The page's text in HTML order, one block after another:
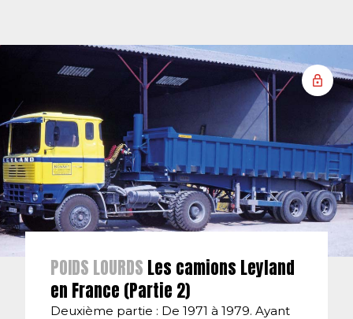
POIDS LOURDS Les camions Leyland
en France (Partie 2)
Deuxième partie : De 1971 à 1979. Ayant